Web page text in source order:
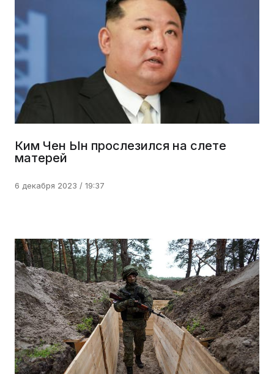
Ким Чен Ын прослезился на слете
матерей
6 декабря 2023 / 19:37